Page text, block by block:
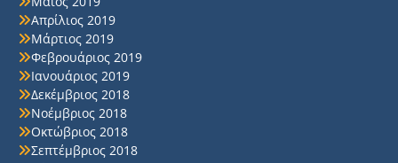
Απρίλιος 2019
Μάρτιος 2019
Φεβρουάριος 2019
Ιανουάριος 2019
Δεκέμβριος 2018
Νοέμβριος 2018
Οκτώβριος 2018
Σεπτέμβριος 2018